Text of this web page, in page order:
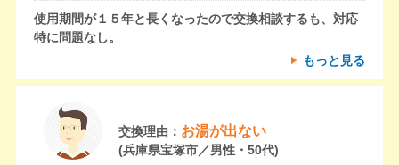
使用期間が１５年と長くなったので交換相談するも、対応
特に問題なし。
もっと見る
交換理由： お湯が出ない
(兵庫県宝塚市／男性・50代)